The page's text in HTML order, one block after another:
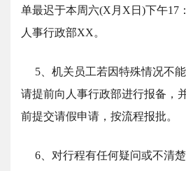
单最迟于本周六(X月X日)下午17
人事行政部XX。
5、机关员工若因特殊情况不能
请提前向人事行政部进行报备，
前提交请假申请，按流程报批。
6、对行程有任何疑问或不清